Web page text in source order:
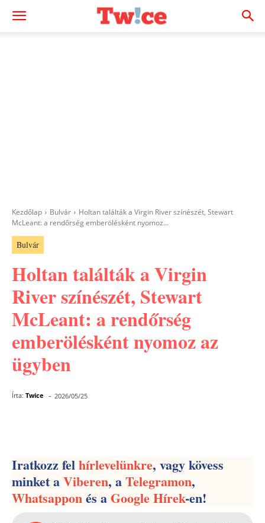
Kezdőlap Bulvár
Holtan találták a Virgin River színészét, Stewart
McLeant: a rendőrség emberölésként nyomoz...
Bulvár
Holtan találták a Virgin
River színészét, Stewart
McLeant: a rendőrség
emberölésként nyomoz az
ügyben
Írta: Twice - 2026/05/25
Iratkozz felhírlevelünkre, vagy kövess
minket aViberen, aTelegramon,
Whatsapponés aGoogle Hírek-en!